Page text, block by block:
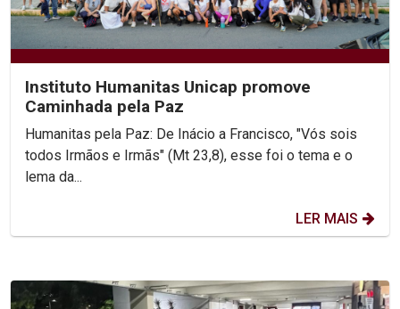
Instituto Humanitas Unicap promove
Caminhada pela Paz
Humanitas pela Paz: De Inácio a Francisco, "Vós sois
todos Irmãos e Irmãs" (Mt 23,8), esse foi o tema e o
lema da...
LER MAIS